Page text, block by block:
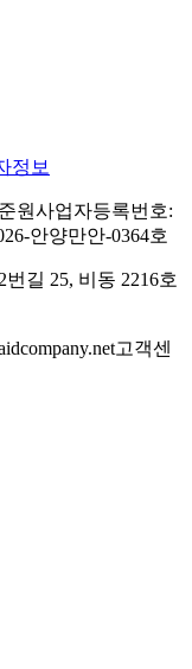
정보
원사업자등록번호:
안양만안-0364호
길 25, 비동 2216호
고객센